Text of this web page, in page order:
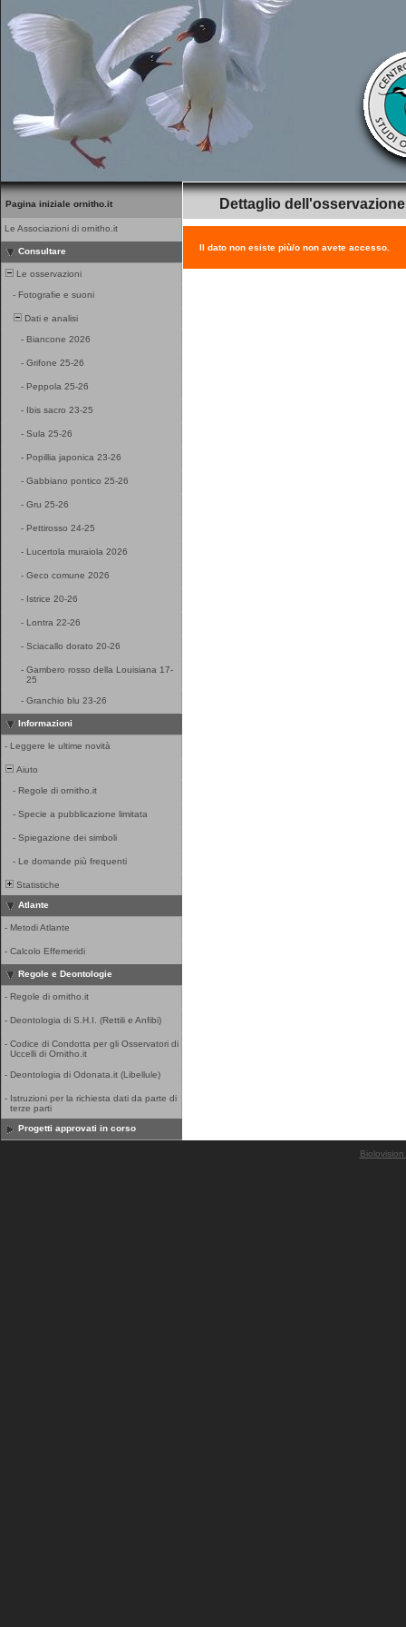
Pagina iniziale ornitho.it
Le Associazioni di ornitho.it
Consultare
Le osservazioni
- Fotografie e suoni
Dati e analisi
- Biancone 2026
- Grifone 25-26
- Peppola 25-26
- Ibis sacro 23-25
- Sula 25-26
- Popillia japonica 23-26
- Gabbiano pontico 25-26
- Gru 25-26
- Pettirosso 24-25
- Lucertola muraiola 2026
- Geco comune 2026
- Istrice 20-26
- Lontra 22-26
- Sciacallo dorato 20-26
- Gambero rosso della Louisiana 17-
25
- Granchio blu 23-26
Informazioni
- Leggere le ultime novità
Aiuto
- Regole di ornitho.it
- Specie a pubblicazione limitata
- Spiegazione dei simboli
- Le domande più frequenti
Statistiche
Atlante
- Metodi Atlante
- Calcolo Effemeridi
Regole e Deontologie
- Regole di ornitho.it
- Deontologia di S.H.I. (Rettili e Anfibi)
- Codice di Condotta per gli Osservatori di
Uccelli di Ornitho.it
- Deontologia di Odonata.it (Libellule)
- Istruzioni per la richiesta dati da parte di
terze parti
Progetti approvati in corso
Dettaglio dell'osservazione
Il dato non esiste più/o non avete accesso.
Biolovision